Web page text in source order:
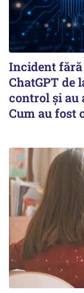
Incident fără
ChatGPT de
control și au
Cum au fost